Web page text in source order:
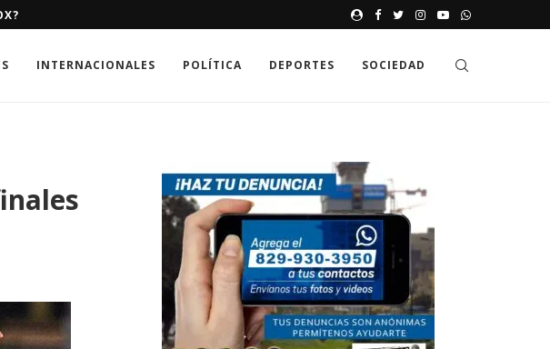
JAK GDZIE MOŻNA
INTERNACIONALES POLÍTICA DEPORTES SOCIEDAD